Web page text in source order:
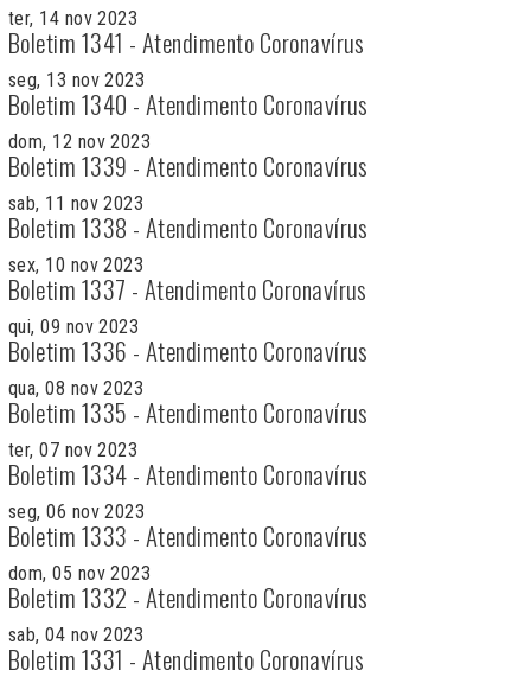
ter, 14 nov 2023
Boletim 1341 - Atendimento Coronavírus
seg, 13 nov 2023
Boletim 1340 - Atendimento Coronavírus
dom, 12 nov 2023
Boletim 1339 - Atendimento Coronavírus
sab, 11 nov 2023
Boletim 1338 - Atendimento Coronavírus
sex, 10 nov 2023
Boletim 1337 - Atendimento Coronavírus
qui, 09 nov 2023
Boletim 1336 - Atendimento Coronavírus
qua, 08 nov 2023
Boletim 1335 - Atendimento Coronavírus
ter, 07 nov 2023
Boletim 1334 - Atendimento Coronavírus
seg, 06 nov 2023
Boletim 1333 - Atendimento Coronavírus
dom, 05 nov 2023
Boletim 1332 - Atendimento Coronavírus
sab, 04 nov 2023
Boletim 1331 - Atendimento Coronavírus